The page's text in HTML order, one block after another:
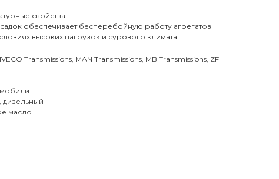
свойства
обеспечивает бесперебойную работу агрегатов
высоких нагрузок и сурового климата.
Transmissions, MAN Transmissions, MB Transmissions, ZF
дизельный
масло